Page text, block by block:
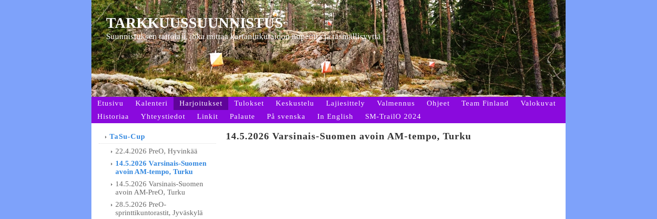
TARKKUUSSUUNNISTUS
Suunnistuksen taitolaji, joka mittaa kartanlukutaidon nopeutta ja täsmällisyyttä
Etusivu Kalenteri Harjoitukset Tulokset Keskustelu Lajiesittely Valmennus Ohjeet Team Finland
Valokuvat
Historiaa
Yhteystiedot Linkit Palaute På svenska In English SM-TrailO 2024
14.5.2026 Varsinais-Suomen avoin AM-tempo, Turku
TaSu-Cup
22.4.2026 PreO, Hyvinkää
14.5.2026 Varsinais-Suomen
avoin AM-tempo, Turku
14.5.2026 Varsinais-Suomen
avoin AM-PreO, Turku
28.5.2026 PreO-
sprinttikuntorastit, Jyväskylä